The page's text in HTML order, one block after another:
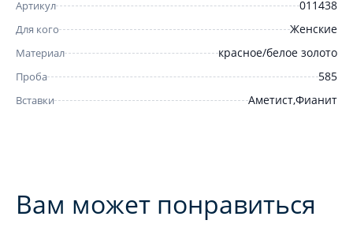
Артикул 011438
Для кого Женские
Материал красное/белое золото
Проба 585
Вставки Аметист,Фианит
Вам может понравиться